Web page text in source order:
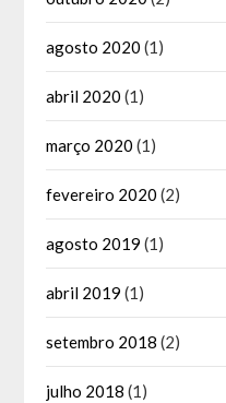
agosto 2020 (1)
abril 2020 (1)
março 2020 (1)
fevereiro 2020 (2)
agosto 2019 (1)
abril 2019 (1)
setembro 2018 (2)
julho 2018 (1)